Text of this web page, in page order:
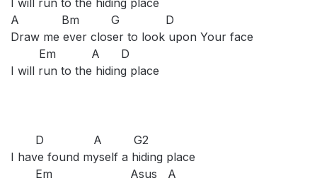
I will run to the hiding place
A Bm G D
Draw me ever closer to look upon Your face
Em A D
I will run to the hiding place
D A G2
I have found myself a hiding place
Em Asus A